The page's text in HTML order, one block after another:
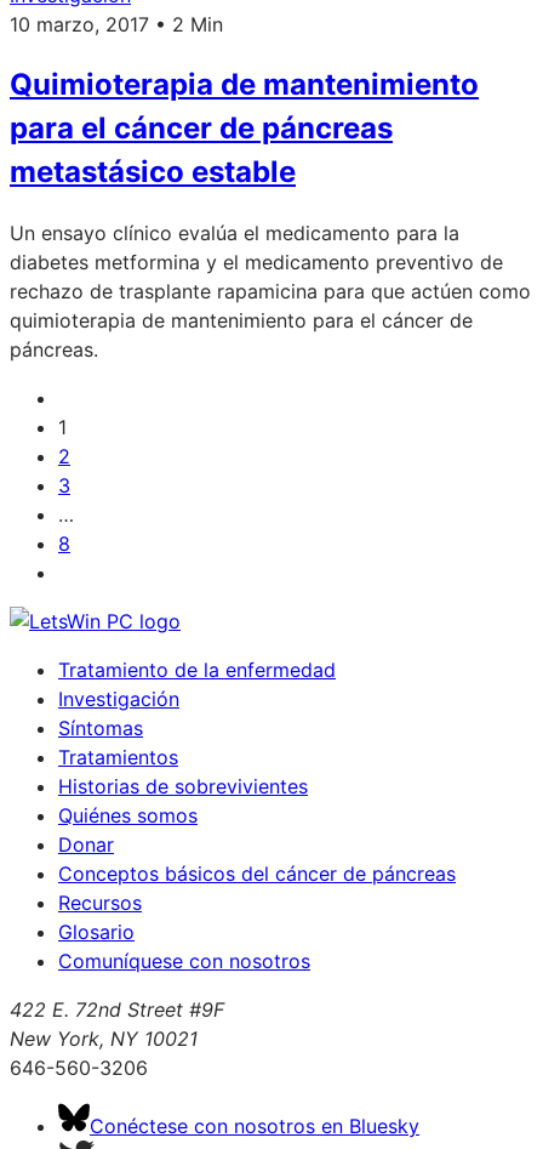
10 marzo, 2017 • 2 Min
Quimioterapia de mantenimiento
para el cáncer de páncreas
metastásico estable
Un ensayo clínico evalúa el medicamento para la
diabetes metformina y el medicamento preventivo de
rechazo de trasplante rapamicina para que actúen como
quimioterapia de mantenimiento para el cáncer de
páncreas.
1
2
3
…
8
Tratamiento de la enfermedad
Investigación
Síntomas
Tratamientos
Historias de sobrevivientes
Quiénes somos
Donar
Conceptos básicos del cáncer de páncreas
Recursos
Glosario
Comuníquese con nosotros
422 E. 72nd Street #9F
New York, NY 10021
646-560-3206
Conéctese con nosotros en Bluesky